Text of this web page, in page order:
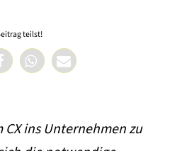
teilst!
CX ins Unternehmen zu